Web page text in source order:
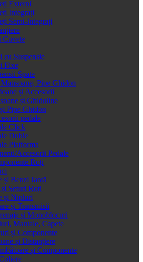
Externi
Integrați
Semi-Integrați
Cuvete
cu Suspensie
Fixe
Spate
Pipe Ghidon
și Accesorii
și Ghidoline
Pipe Ghidon
pedale
Click
Duble
Platforma
Accesorii Pedale
Roți
și Benzi Jantă
Seturi Roți
și Nipluri
și Transmisii
și Monoblocuri
Mantale, Capete
și Componente
și Distanțiere
și Componente